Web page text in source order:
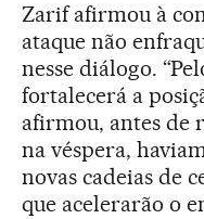
Zarif afirmou à
ataque não
nesse diálogo.
fortalecerá a
afirmou, antes de
na véspera,
novas cadeias de
que acelerarão o